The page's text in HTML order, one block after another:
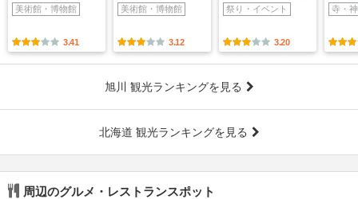
美術館・博物館
3.41
美術館・博物館
3.12
祭り・イベント
3.20
寺・
旭川 観光ランキングを見る
北海道 観光ランキングを見る
周辺のグルメ・レストランスポット